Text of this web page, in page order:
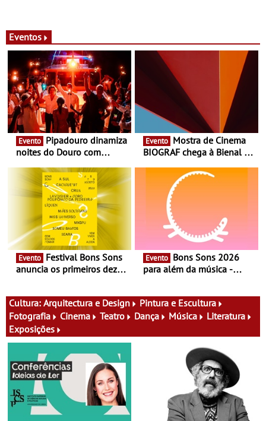
Eventos
Evento
noites do Douro com
vinho, gastronomia e
música
Evento
BIOGRAF chega à Bienal de
Documentário, ensaio
fílmico e práticas artísticas
Evento
anuncia os primeiros dez
Evento
para além da música -
atividades para toda a
família e muito mais
Cultura: Arquitectura e Design
Pintura e Escultura
Fotografia
Cinema Teatro Dança Música
Literatura
Exposições